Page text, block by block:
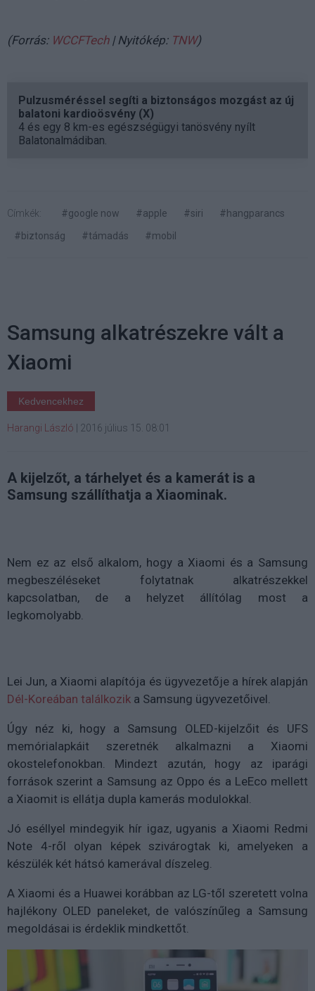
(Forrás: WCCFTech| Nyitókép: TNW)
Pulzusméréssel segíti a biztonságos mozgást az új
balatoni kardioösvény (X)
4 és egy 8 km-es egészségügyi tanösvény nyílt
Balatonalmádiban.
Címkék: #google now #apple #siri
#hangparancs
#biztonság
#támadás #mobil
Samsung alkatrészekre vált a
Xiaomi
Kedvencekhez
Harangi László 2016 július 15. 08:01
A kijelzőt, a tárhelyet és a kamerát is a
Samsung szállíthatja a Xiaominak.
Nem ez az első alkalom, hogy a Xiaomi és a Samsung
megbeszéléseket folytatnak alkatrészekkel
kapcsolatban, de a helyzet állítólag most a
legkomolyabb.
Lei Jun, a Xiaomi alapítója és ügyvezetője a hírek alapján
Dél-Koreában találkozik a Samsung ügyvezetőivel.
Úgy néz ki, hogy a Samsung OLED-kijelzőit és UFS
memórialapkáit szeretnék alkalmazni a Xiaomi
okostelefonokban. Mindezt azután, hogy az iparági
források szerint a Samsung az Oppo és a LeEco mellett
a Xiaomit is ellátja dupla kamerás modulokkal.
Jó eséllyel mindegyik hír igaz, ugyanis a Xiaomi Redmi
Note 4-ről olyan képek szivárogtak ki, amelyeken a
készülék két hátsó kamerával díszeleg.
A Xiaomi és a Huawei korábban az LG-től szeretett volna
hajlékony OLED paneleket, de valószínűleg a Samsung
megoldásai is érdeklik mindkettőt.